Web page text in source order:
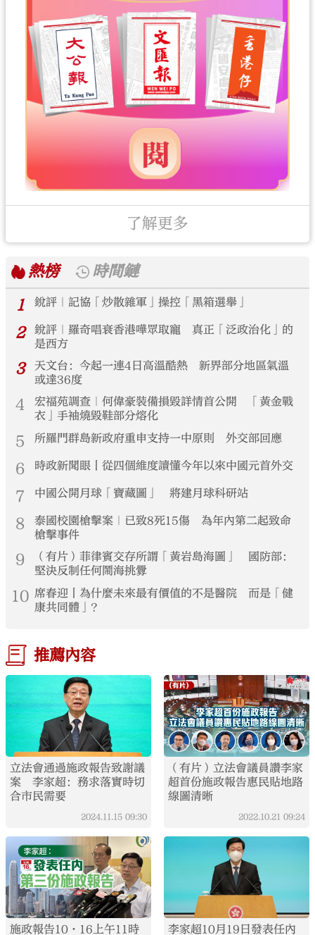
了解更多
熱榜
時間鏈
1
銳評｜記協「炒散雜軍」操控「黑箱選舉」
2
銳評｜羅奇唱衰香港嘩眾取寵 真正「泛政治化」的
是西方
3
天文台：今起一連4日高溫酷熱 新界部分地區氣溫
或達36度
4
宏福苑調查｜何偉豪裝備損毀詳情首公開 「黃金戰
衣」手袖燒毀鞋部分熔化
5 所羅門群島新政府重申支持一中原則 外交部回應
6 時政新聞眼丨從四個維度讀懂今年以來中國元首外交
7 中國公開月球「寶藏圖」 將建月球科研站
8
泰國校園槍擊案｜已致8死15傷 為年內第二起致命
槍擊事件
9
（有片）菲律賓交存所謂「黃岩島海圖」 國防部：
堅決反制任何鬧海挑釁
10 席春迎丨為什麼未來最有價值的不是醫院 而是「健
康共同體」？
推薦內容
立法會通過施政報告致謝議
案 李家超：務求落實時切
合市民需要
2024.11.15 09:30
（有片）立法會議員讚李家
超首份施政報告惠民貼地路
線圖清晰
2022.10.21 09:24
施政報告10·16上午11時 李家超10月19日發表任內